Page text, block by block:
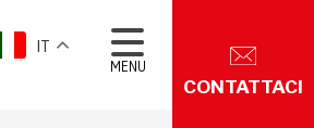
IT
MENU
CONTATTACI